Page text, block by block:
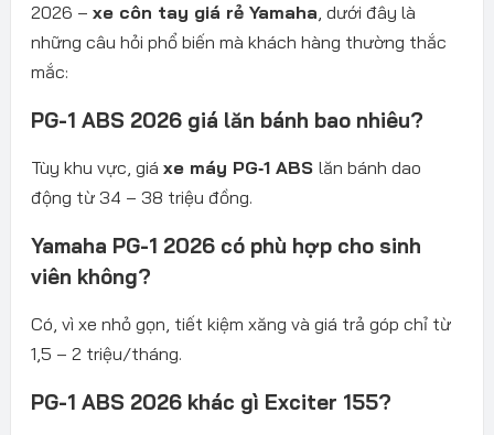
2026 – xe côn tay giá rẻ Yamaha, dưới đây là
những câu hỏi phổ biến mà khách hàng thường thắc
mắc:
PG-1 ABS 2026 giá lăn bánh bao nhiêu?
Tùy khu vực, giá xe máy PG‑1 ABS lăn bánh dao
động từ 34 – 38 triệu đồng.
Yamaha PG-1 2026 có phù hợp cho sinh
viên không?
Có, vì xe nhỏ gọn, tiết kiệm xăng và giá trả góp chỉ từ
1,5 – 2 triệu/tháng.
PG-1 ABS 2026 khác gì Exciter 155?